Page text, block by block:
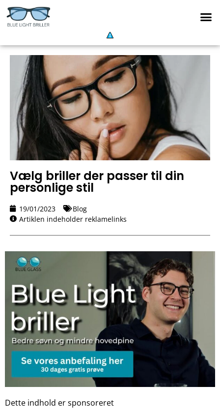
Vælg briller der passer til din
personlige stil
19/01/2023
Blog
Artiklen indeholder reklamelinks
Dette indhold er sponsoreret